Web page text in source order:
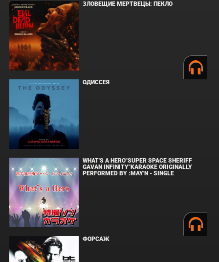
ЗЛОВЕЩИЕ МЕРТВЕЦЫ: ПЕКЛО
ОДИССЕЯ
WHAT'S A HERO"SUPER SPACE SHERIFF
GAVAN INFINITY"KARAOKE ORIGINALLY
PERFORMED BY :MAY'N - SINGLE
ФОРСАЖ